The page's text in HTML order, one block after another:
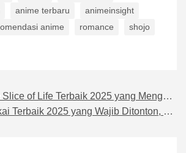
anime terbaru
animeinsight
anime romance
shojo
pos
of Life Terbaik 2025 yang Menghangatkan Hati
2025 yang Wajib Ditonton, Nomor 4 Paling Mengejutkan!